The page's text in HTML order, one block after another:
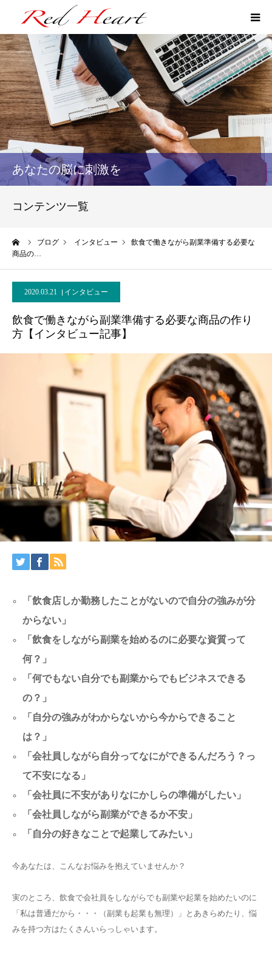
あなたの脳に刺激を
コンテンツ一覧
ブログ インタビュー
飲食で働きながら副業準備する必要な
商品の…
2020.03.21 インタビュー
飲食で働きながら副業準備する必要な商品の作り
方【インタビュー記事】
「飲食店しか勤務したことがないので自分の強みが分
からない」
「飲食をしながら副業を始めるのに必要な資質って
何？」
「何でもない自分でも副業からでもビジネスできる
の？」
「自分の強みがわからないから今からできること
は？」
「会社員しながら自分ってなにができるんだろう？っ
て不安になる」
「会社員に不安がありなにかしらの準備がしたい」
「会社員しながら副業ができるか不安」
「自分の好きなことで起業してみたい」
今あなたは、こんなお悩みを抱えていませんか？
実のところ、飲食で会社員をしながらでも副業や起業を始めたいのに
「私は普通だから・・・（副業も起業も無理）」とあきらめたり、悩
みを持つ方はたくさんいらっしゃいます。
ファン作りマネジメント
ファン作りLINE講座
逆あみだくじ研修
プロフィール